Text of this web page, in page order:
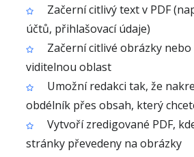
Začerní citlivý text v PDF
účtů, přihlašovací údaje)
Začerní citlivé obrázky
viditelnou oblast
Umožní redakci tak, že
obdélník přes obsah, který
Vytvoří zredigované PDF,
stránky převedeny na obrázky